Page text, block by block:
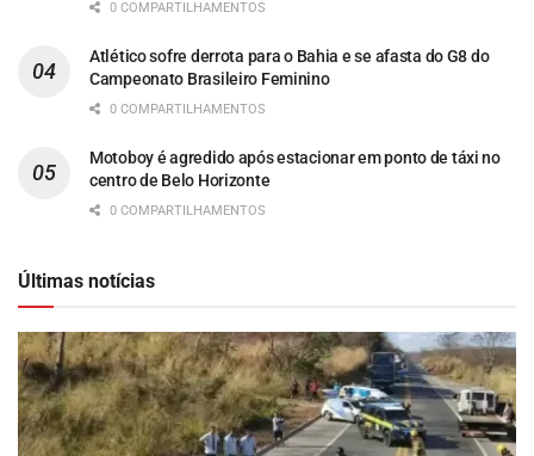
0 COMPARTILHAMENTOS
Atlético sofre derrota para o Bahia e se afasta do G8 do
Campeonato Brasileiro Feminino
0 COMPARTILHAMENTOS
Motoboy é agredido após estacionar em ponto de táxi no
centro de Belo Horizonte
0 COMPARTILHAMENTOS
Últimas notícias